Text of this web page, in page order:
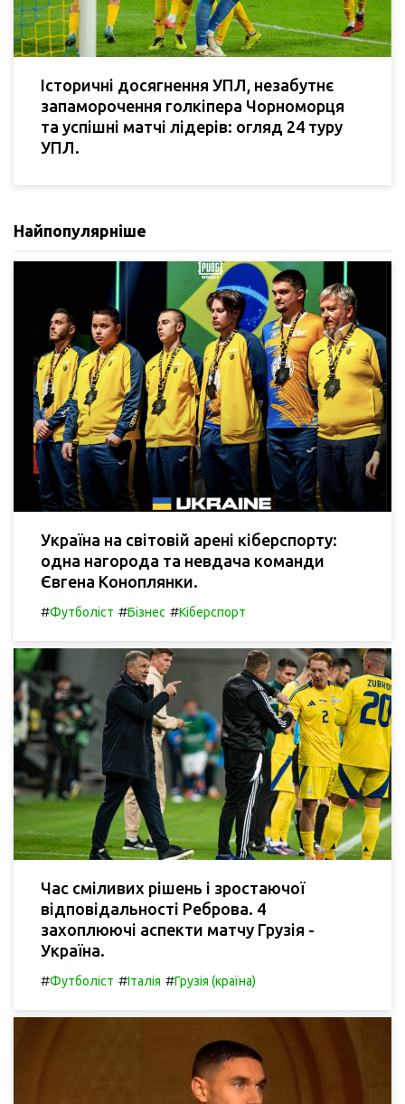
Історичні досягнення УПЛ, незабутнє
запаморочення голкіпера Чорноморця
та успішні матчі лідерів: огляд 24 туру
УПЛ.
Найпопулярніше
Україна на світовій арені кіберспорту:
одна нагорода та невдача команди
Євгена Коноплянки.
#Футболіст #Бізнес #Кіберспорт
Час сміливих рішень і зростаючої
відповідальності Реброва. 4
захоплюючі аспекти матчу Грузія -
Україна.
#Футболіст #Італія #Грузія (країна)